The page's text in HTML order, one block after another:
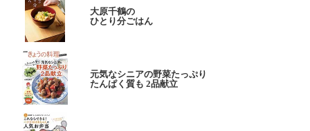
大原千鶴の
ひとり分ごはん
元気なシニアの野菜たっぷり
たんぱく質も 2品献立